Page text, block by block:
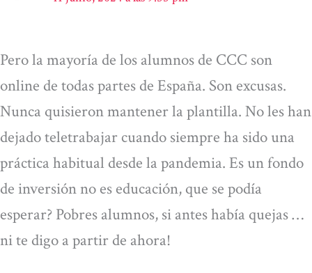
Pero la mayoría de los alumnos de CCC son
online de todas partes de España. Son excusas.
Nunca quisieron mantener la plantilla. No les han
dejado teletrabajar cuando siempre ha sido una
práctica habitual desde la pandemia. Es un fondo
de inversión no es educación, que se podía
esperar? Pobres alumnos, si antes había quejas …
ni te digo a partir de ahora!